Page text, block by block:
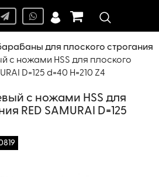
для плоского строгания
с ножами HSS для плоского
D=125 d=40 H=210 Z4
с ножами HSS для
RED SAMURAI D=125